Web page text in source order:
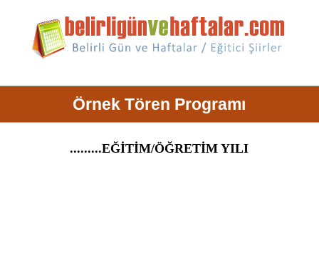
Örnek Tören Programı
.........EĞİTİM/ÖĞRETİM YILI